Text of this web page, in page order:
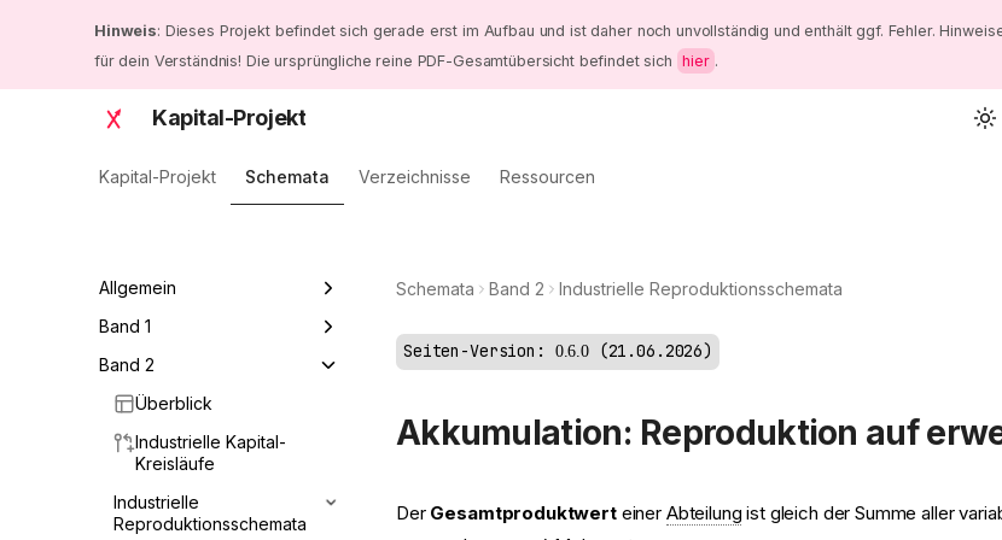
Hinweis: Dieses Projekt befindet sich gerade erst im Aufbau und ist daher noch unvollständig und enthält ggf. Fehler.
für dein Verständnis! Die ursprüngliche reine PDF-Gesamtübersicht befindet sich
hier .
Kapital-Projekt
Kapital-Projekt Schemata Verzeichnisse Ressourcen
Allgemein
Kapital-Bände
Produktionsweise als
Arten von Kapital
Band 1
Überblick
Arbeitswerttheorie
Formbestimmungen des
Kapitals
Gesamtübersicht
Produktionsprozess
Band 2
Überblick
Industrielle Kapital-
Kreisläufe
Industrielle
Reproduktionsschemata
Schemata Band 2 Industrielle Reproduktionsschemata
Seiten-Version: 0.6.0 21.06.2026
Akkumulation: Reproduktion auf
Der Gesamtproduktwerteiner Abteilung ist gleich der Summe aller